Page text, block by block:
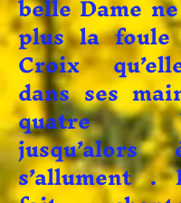
plus la
Croix
dans ses
quatre
jusqu’alors
s’allument